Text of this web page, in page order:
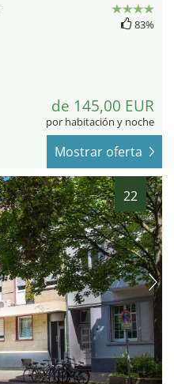
83%
de 145,00 EUR
por habitación y noche
Mostrar oferta
22